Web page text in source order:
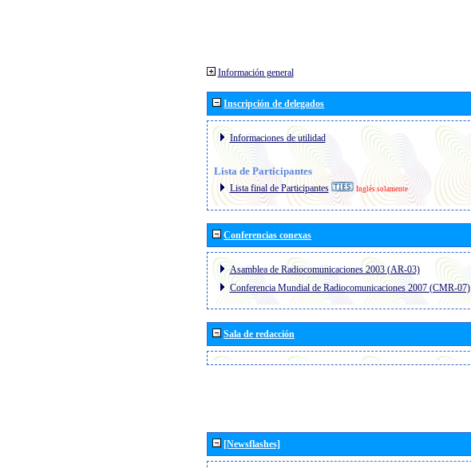
Información general
Inscripción de delegados
Informaciones de utilidad
Lista de Participantes
Lista final de Participantes Inglés solamente
Conferencias conexas
Asamblea de Radiocomunicaciones 2003 (AR-03)
Conferencia Mundial de Radiocomunicaciones 2007 (CMR-07)
Sala de redacción
[Newsflashes]